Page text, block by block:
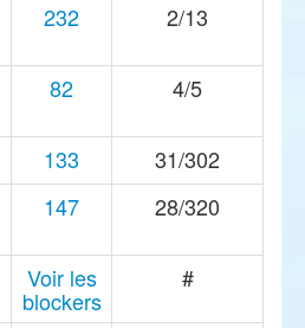
232 2/13
82 4/5
133
31/302
147 28/320
Voir les
blockers
#